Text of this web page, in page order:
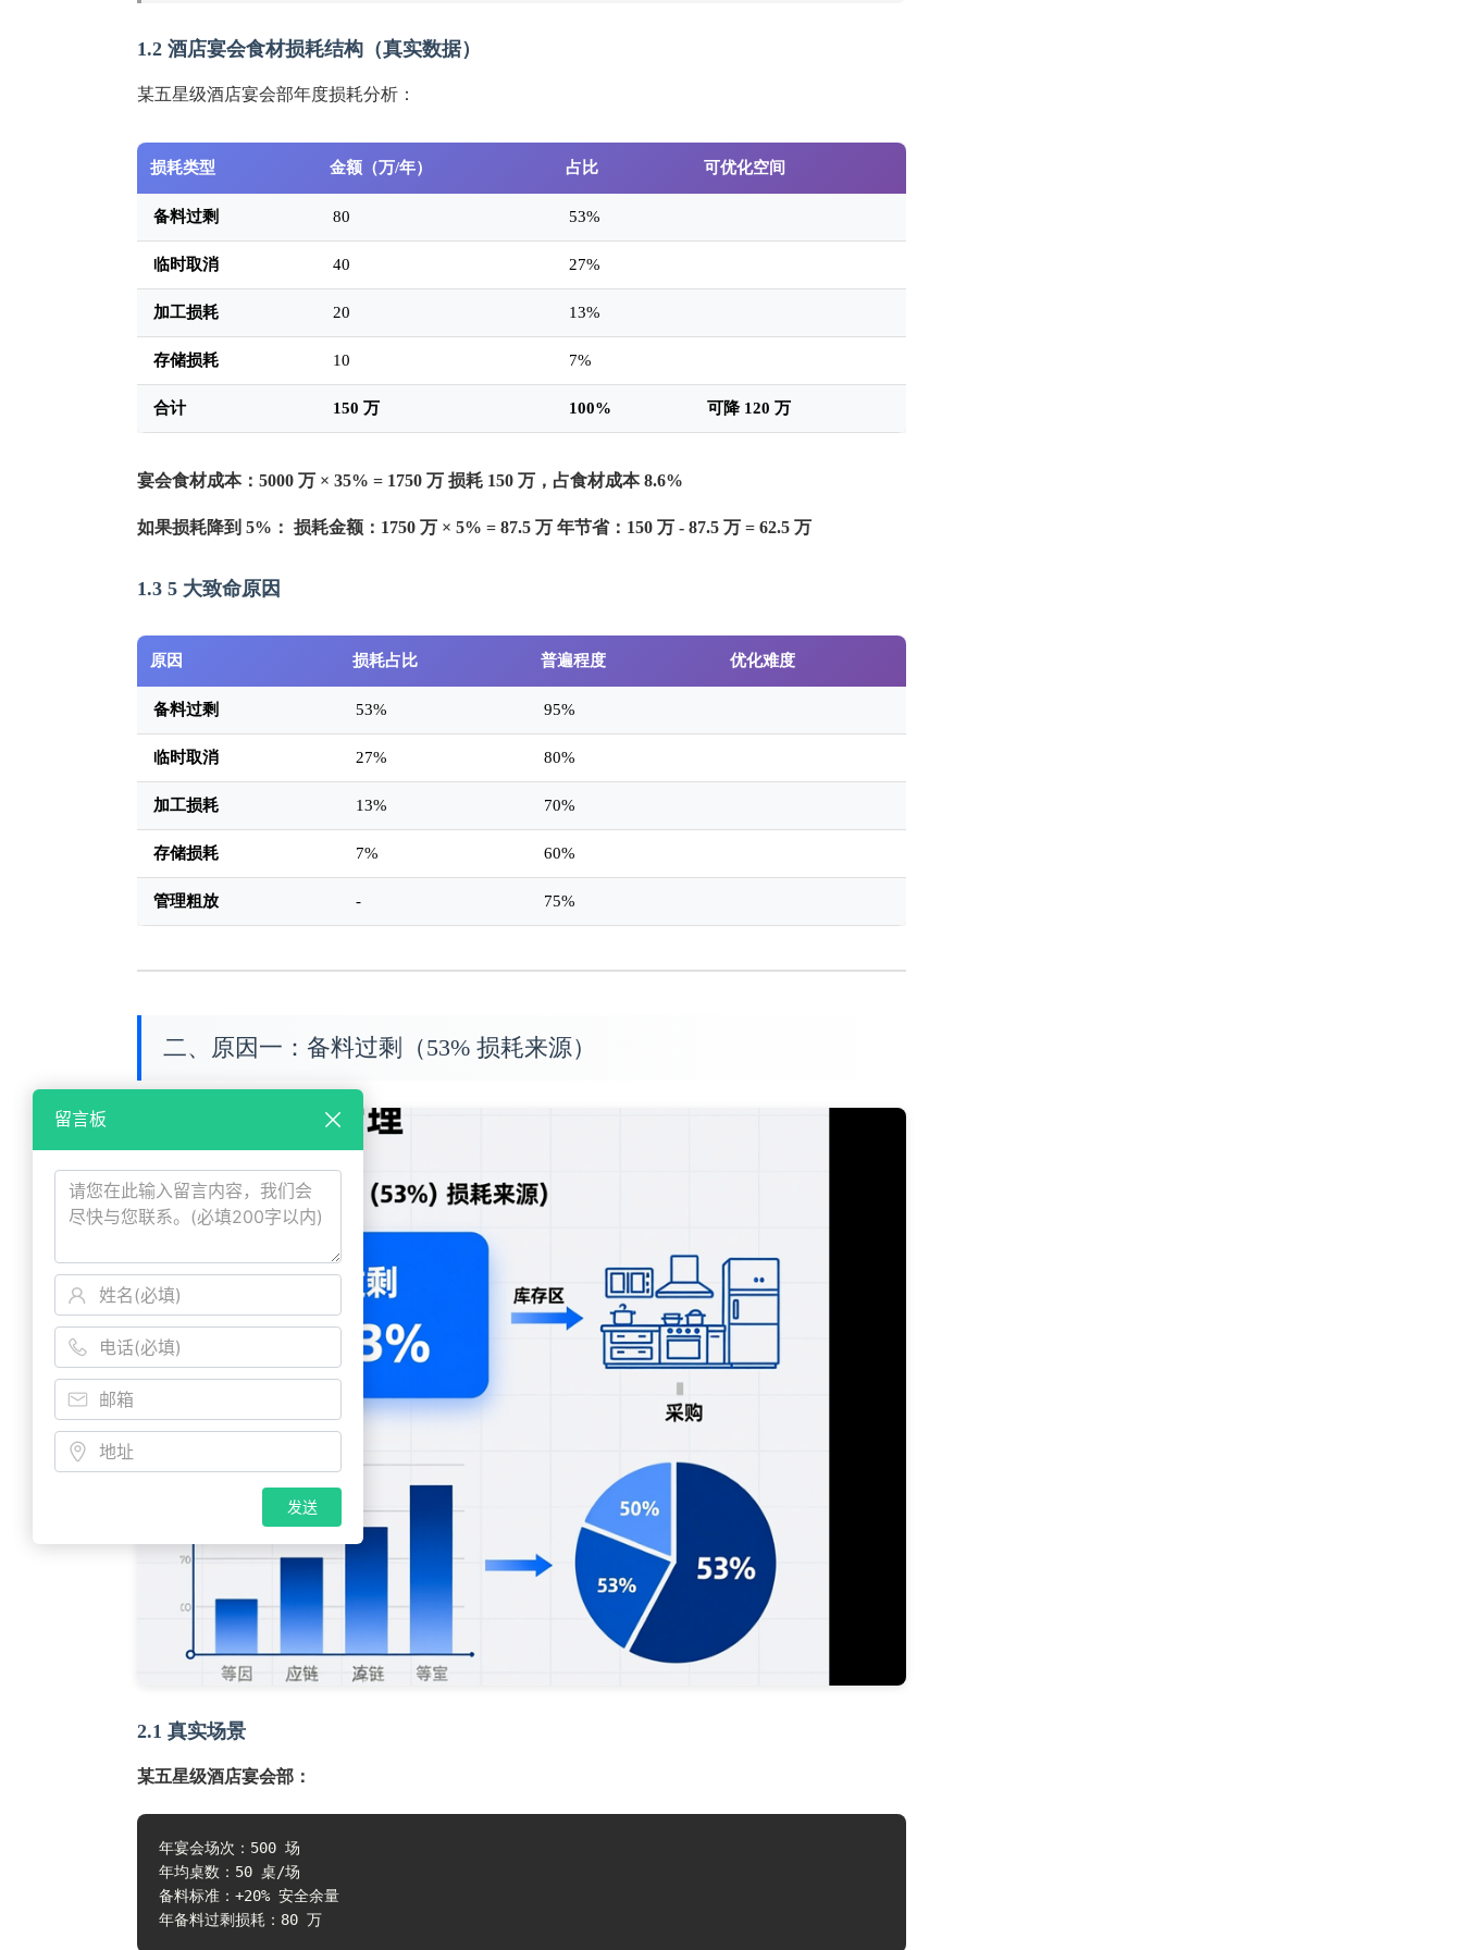
1.2 酒店宴会食材损耗结构（真实数据）
某五星级酒店宴会部年度损耗分析：
损耗类型 金额（万/年） 占比 可优化空间
备料过剩 80 53%
临时取消 40 27%
加工损耗 20 13%
存储损耗 10 7%
合计 150 万 100% 可降 120 万
宴会食材成本：5000 万 × 35% = 1750 万 损耗 150 万，占食材成本 8.6%
如果损耗降到 5%： 损耗金额：1750 万 × 5% = 87.5 万 年节省：150 万 - 87.5 万 = 62.5 万
1.3 5 大致命原因
原因 损耗占比 普遍程度 优化难度
备料过剩 53% 95%
临时取消 27% 80%
加工损耗 13% 70%
存储损耗 7% 60%
管理粗放 - 75%
二、原因一：备料过剩（53% 损耗来源）
2.1 真实场景
某五星级酒店宴会部：
年宴会场次：500 场
年均桌数：50 桌/场
备料标准：+20% 安全余量
年备料过剩损耗：80 万
留言板
发送